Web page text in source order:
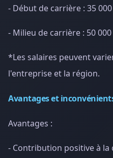
- Début de carrière : 35
- Milieu de carrière : 50
*Les salaires peuvent
l'entreprise et la région.
Avantages et
Avantages :
- Contribution positive à